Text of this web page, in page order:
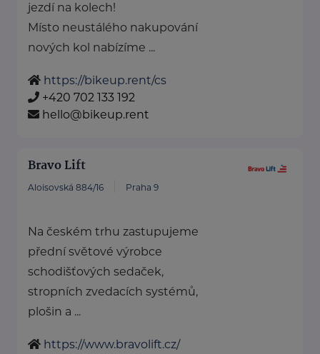
jezdí na kolech!
Místo neustálého nakupování
nových kol nabízíme ...
https://bikeup.rent/cs
+420 702 133 192
hello@bikeup.rent
Bravo Lift
Aloisovská 884/16 Praha 9
Na českém trhu zastupujeme
přední světové výrobce
schodišťových sedaček,
stropních zvedacích systémů,
plošin a ...
https://www.bravolift.cz/